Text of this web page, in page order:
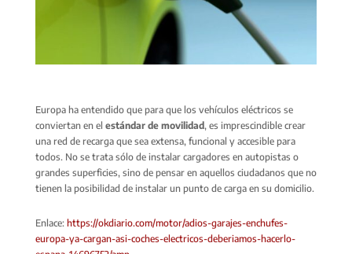
Europa ha entendido que para que los vehículos eléctricos se
conviertan en el estándar de movilidad, es imprescindible crear
una red de recarga que sea extensa, funcional y accesible para
todos. No se trata sólo de instalar cargadores en autopistas o
grandes superficies, sino de pensar en aquellos ciudadanos que no
tienen la posibilidad de instalar un punto de carga en su domicilio.
Enlace: https://okdiario.com/motor/adios-garajes-enchufes-
europa-ya-cargan-asi-coches-electricos-deberiamos-hacerlo-